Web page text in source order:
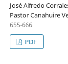
José Alfredo
Pastor Canahuire
655-666
PDF